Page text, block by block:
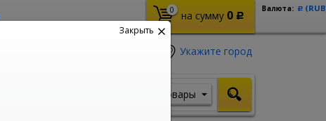
0 на сумму 0 Р
Валюта: Р
Укажите город
Товары
Закрыть